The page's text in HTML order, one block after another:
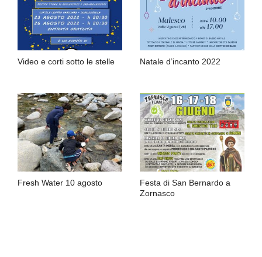
Video e corti sotto le stelle Natale d’incanto 2022
Fresh Water 10 agosto
Festa di San Bernardo a
Zornasco